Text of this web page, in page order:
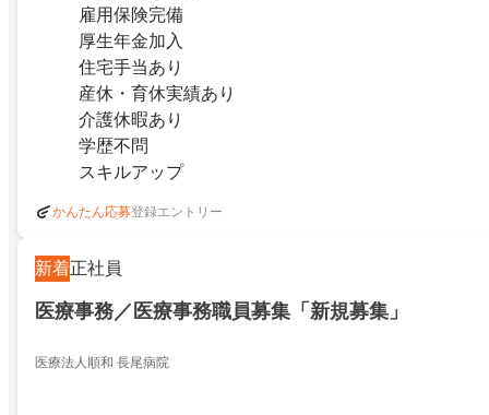
雇用保険完備
厚生年金加入
住宅手当あり
産休・育休実績あり
介護休暇あり
学歴不問
スキルアップ
かんたん応募登録エントリー
新着正社員
医療事務／医療事務職員募集「新規募集」
医療法人順和 長尾病院